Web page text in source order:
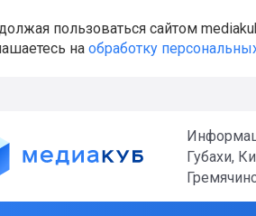
пользоваться сайтом
на обработку
Губахи,